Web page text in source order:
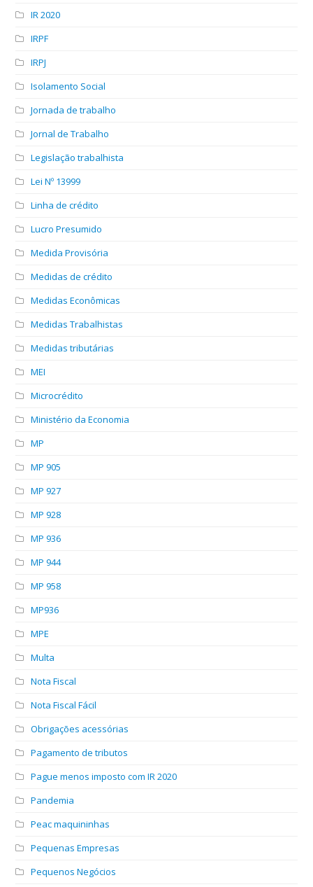
IR 2020
IRPF
IRPJ
Isolamento Social
Jornada de trabalho
Jornal de Trabalho
Legislação trabalhista
Lei Nº 13999
Linha de crédito
Lucro Presumido
Medida Provisória
Medidas de crédito
Medidas Econômicas
Medidas Trabalhistas
Medidas tributárias
MEI
Microcrédito
Ministério da Economia
MP
MP 905
MP 927
MP 928
MP 936
MP 944
MP 958
MP936
MPE
Multa
Nota Fiscal
Nota Fiscal Fácil
Obrigações acessórias
Pagamento de tributos
Pague menos imposto com IR 2020
Pandemia
Peac maquininhas
Pequenas Empresas
Pequenos Negócios